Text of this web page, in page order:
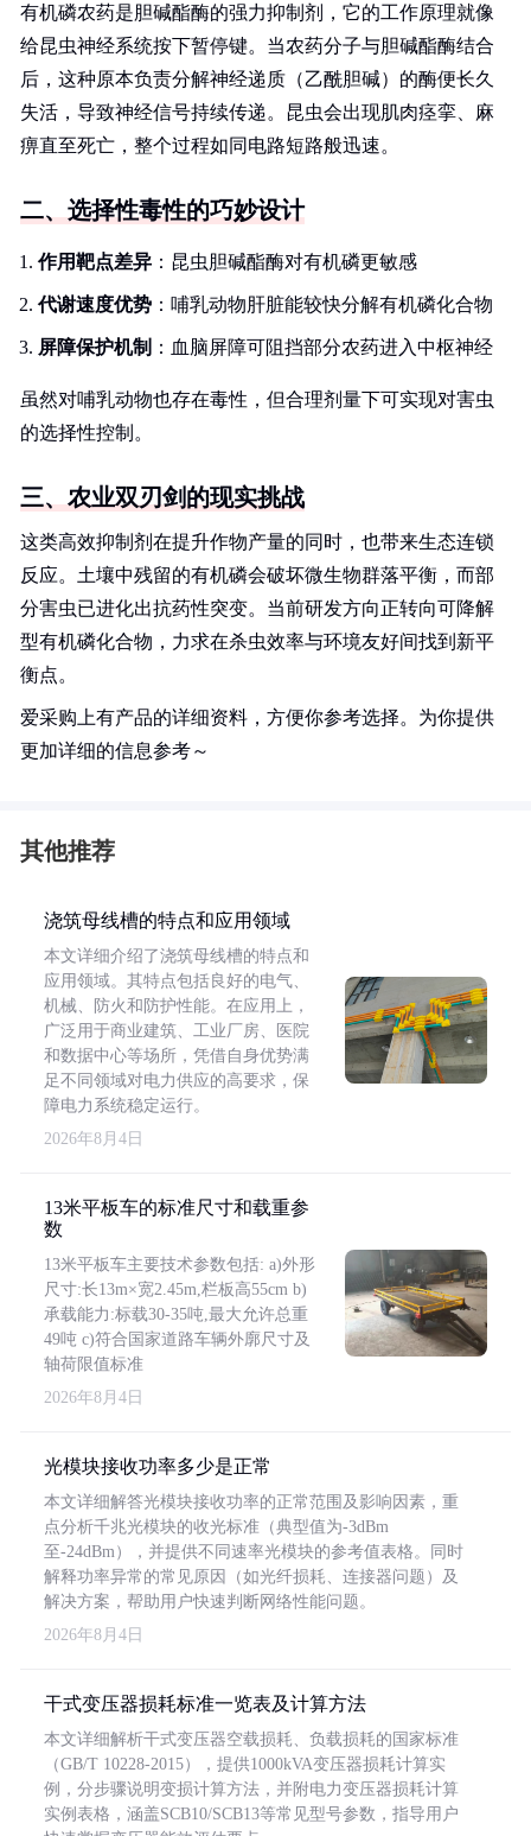
有机磷农药是胆碱酯酶的强力抑制剂，它的工作原理就像
给昆虫神经系统按下暂停键。当农药分子与胆碱酯酶结合
后，这种原本负责分解神经递质（乙酰胆碱）的酶便长久
失活，导致神经信号持续传递。昆虫会出现肌肉痉挛、麻
痹直至死亡，整个过程如同电路短路般迅速。
二、选择性毒性的巧妙设计
作用靶点差异 ：昆虫胆碱酯酶对有机磷更敏感
代谢速度优势 ：哺乳动物肝脏能较快分解有机磷化合物
屏障保护机制 ：血脑屏障可阻挡部分农药进入中枢神经
虽然对哺乳动物也存在毒性，但合理剂量下可实现对害虫
的选择性控制。
三、农业双刃剑的现实挑战
这类高效抑制剂在提升作物产量的同时，也带来生态连锁
反应。土壤中残留的有机磷会破坏微生物群落平衡，而部
分害虫已进化出抗药性突变。当前研发方向正转向可降解
型有机磷化合物，力求在杀虫效率与环境友好间找到新平
衡点。
爱采购上有产品的详细资料，方便你参考选择。为你提供
更加详细的信息参考～
其他推荐
浇筑母线槽的特点和应用领域
本文详细介绍了浇筑母线槽的特点和
应用领域。其特点包括良好的电气、
机械、防火和防护性能。在应用上，
广泛用于商业建筑、工业厂房、医院
和数据中心等场所，凭借自身优势满
足不同领域对电力供应的高要求，保
障电力系统稳定运行。
2026年8月4日
13米平板车的标准尺寸和载重参
数
13米平板车主要技术参数包括: a)外形
尺寸:长13m×宽2.45m,栏板高55cm b)
承载能力:标载30-35吨,最大允许总重
49吨 c)符合国家道路车辆外廓尺寸及
轴荷限值标准
2026年8月4日
光模块接收功率多少是正常
本文详细解答光模块接收功率的正常范围及影响因素，重
点分析千兆光模块的收光标准（典型值为-3dBm
至-24dBm），并提供不同速率光模块的参考值表格。同时
解释功率异常的常见原因（如光纤损耗、连接器问题）及
解决方案，帮助用户快速判断网络性能问题。
2026年8月4日
干式变压器损耗标准一览表及计算方法
本文详细解析干式变压器空载损耗、负载损耗的国家标准
（GB/T 10228-2015），提供1000kVA变压器损耗计算实
例，分步骤说明变损计算方法，并附电力变压器损耗计算
实例表格，涵盖SCB10/SCB13等常见型号参数，指导用户